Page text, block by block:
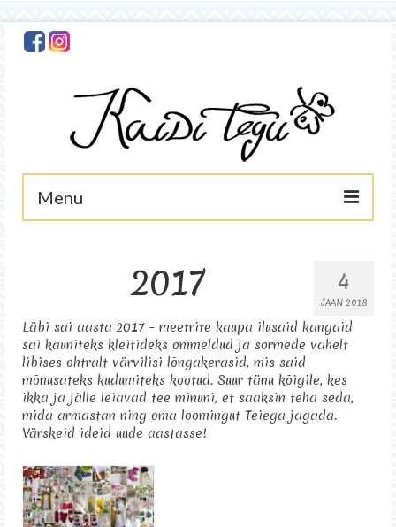
Menu
Foto
Käsitöö
Asjad müügis
Sisustus
Kontakt
4
JAAN 2018
2017
Läbi sai aasta 2017 – meetrite kaupa ilusaid kangaid
sai kauniteks kleitideks õmmeldud ja sõrmede vahelt
libises ohtralt värvilisi lõngakerasid, mis said
mõnusateks kudumiteks kootud. Suur tänu kõigile, kes
ikka ja jälle leiavad tee minuni, et saaksin teha seda,
mida armastan ning oma loomingut Teiega jagada.
Värskeid ideid uude aastasse!